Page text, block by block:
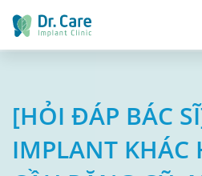
[HỎI ĐÁP BÁC
IMPLANT KHÁC